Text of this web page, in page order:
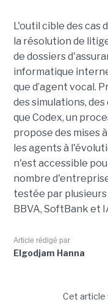
L'outil cible des cas
la résolution de
de dossiers
informatique
que d’agent vocal.
des simulations,
que Codex, un
propose des mises
les agents à
n'est accessible
nombre
testée par
BBVA, SoftBank et
Article rédigé par
Elgodjam Hanna
Cet article